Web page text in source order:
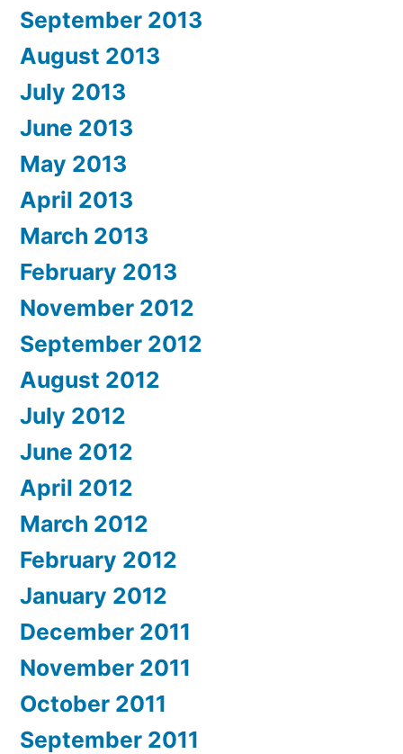
September 2013
August 2013
July 2013
June 2013
May 2013
April 2013
March 2013
February 2013
November 2012
September 2012
August 2012
July 2012
June 2012
April 2012
March 2012
February 2012
January 2012
December 2011
November 2011
October 2011
September 2011